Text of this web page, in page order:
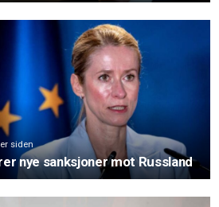
siden
nye sanksjoner mot Russland